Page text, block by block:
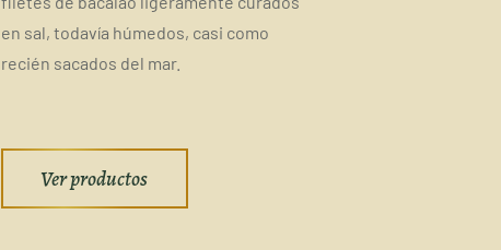
en sal, todavía húmedos, casi como
recién sacados del mar.
Ver productos